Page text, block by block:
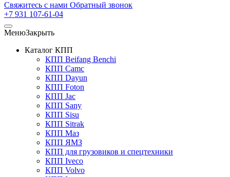
Свяжитесь с нами Обратный звонок
+7 931 107-61-04
МенюЗакрыть
Каталог КПП
КПП Beifang Benchi
КПП Camc
КПП Dayun
КПП Foton
КПП Jac
КПП Sany
КПП Sisu
КПП Sitrak
КПП Маз
КПП ЯМЗ
КПП для грузовиков и спецтехники
КПП Iveco
КПП Volvo